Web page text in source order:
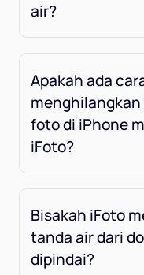
air?
Apakah ada
foto di iPhone
iFoto?
Bisakah iFoto
tanda air dari
dipindai?